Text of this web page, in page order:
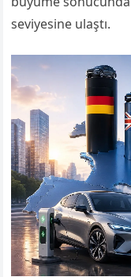
seviyesine ulaştı.